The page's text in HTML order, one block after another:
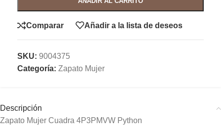
Comparar Añadir a la lista de deseos
SKU: 9004375
Categoría: Zapato Mujer
Descripción
Zapato Mujer Cuadra 4P3PMVW Python